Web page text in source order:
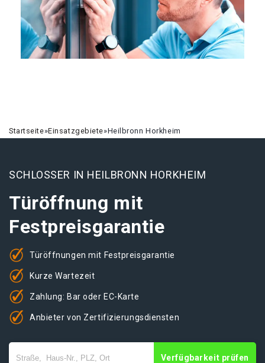
Startseite»Einsatzgebiete»Heilbronn Horkheim
SCHLOSSER IN HEILBRONN HORKHEIM
Türöffnung mit
Festpreisgarantie
Türöffnungen mit Festpreisgarantie
Kurze Wartezeit
Zahlung: Bar oder EC-Karte
Anbieter von Zertifizierungsdiensten
Verfügbarkeit prüfen